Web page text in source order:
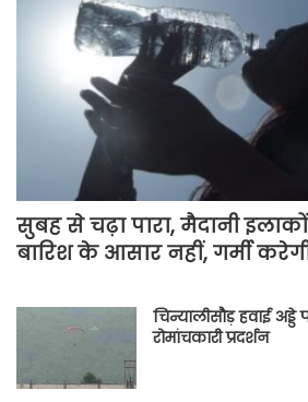
सुबह से चढ़ा पारा, मैदानी
बारिश के आसार नहीं, गर्मी
चिन्यालीसौड़ हवाई
रोमांचकारी प्रदर्शन